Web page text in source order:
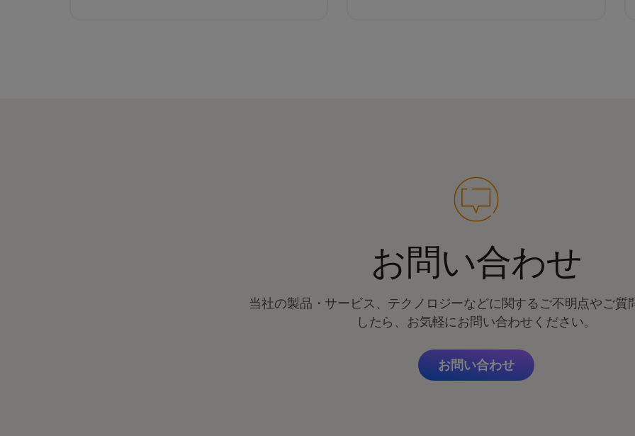
お問い合わせ
当社の製品・サービス、テクノロジーなどに関するご不明点やご質
したら、お気軽にお問い合わせください。
お問い合わせ